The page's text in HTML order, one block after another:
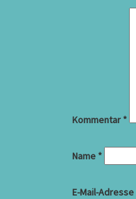
Kommentar *
Name *
E-Mail-Adresse